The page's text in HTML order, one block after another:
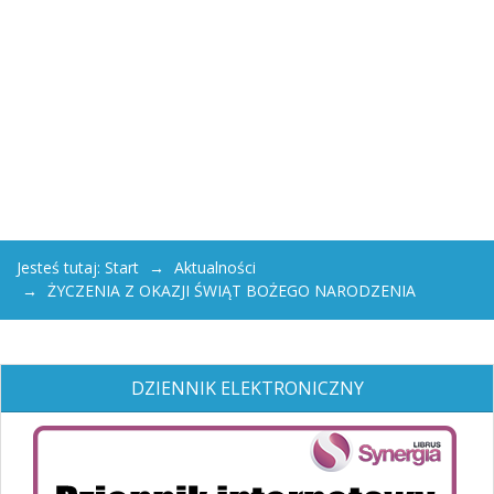
Jesteś tutaj: Start
Aktualności
ŻYCZENIA Z OKAZJI ŚWIĄT BOŻEGO NARODZENIA
DZIENNIK ELEKTRONICZNY